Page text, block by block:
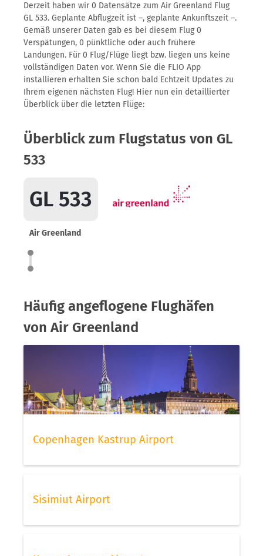
Derzeit haben wir 0 Datensätze zum Air Greenland Flug
GL 533. Geplante Abflugzeit ist –, geplante Ankunftszeit –.
Gemäß unserer Daten gab es bei diesem Flug 0
Verspätungen, 0 pünktliche oder auch frühere
Landungen. Für 0 Flug/Flüge liegt bzw. liegen uns keine
vollständigen Daten vor. Wenn Sie die FLIO App
installieren erhalten Sie schon bald Echtzeit Updates zu
Ihrem eigenen nächsten Flug! Hier nun ein detaillierter
Überblick über die letzten Flüge:
Überblick zum Flugstatus von GL
533
GL 533
Air Greenland
Häufig angeflogene Flughäfen
von Air Greenland
Copenhagen Kastrup Airport
Sisimiut Airport